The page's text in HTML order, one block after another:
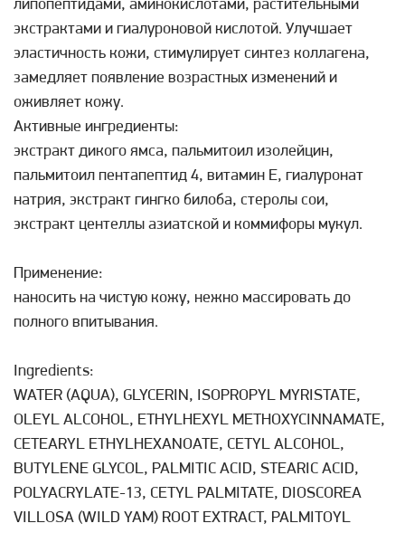
липопептидами, аминокислотами, растительными
экстрактами и гиалуроновой кислотой. Улучшает
эластичность кожи, стимулирует синтез коллагена,
замедляет появление возрастных изменений и
оживляет кожу.
Активные ингредиенты:
экстракт дикого ямса, пальмитоил изолейцин,
пальмитоил пентапептид 4, витамин Е, гиалуронат
натрия, экстракт гингко билоба, стеролы сои,
экстракт центеллы азиатской и коммифоры мукул.
Применение:
наносить на чистую кожу, нежно массировать до
полного впитывания.
Ingredients:
WATER (AQUA), GLYCERIN, ISOPROPYL MYRISTATE,
OLEYL ALCOHOL, ETHYLHEXYL METHOXYCINNAMATE,
CETEARYL ETHYLHEXANOATE, CETYL ALCOHOL,
BUTYLENE GLYCOL, PALMITIC ACID, STEARIC ACID,
POLYACRYLATE-13, CETYL PALMITATE, DIOSCOREA
VILLOSA (WILD YAM) ROOT EXTRACT, PALMITOYL